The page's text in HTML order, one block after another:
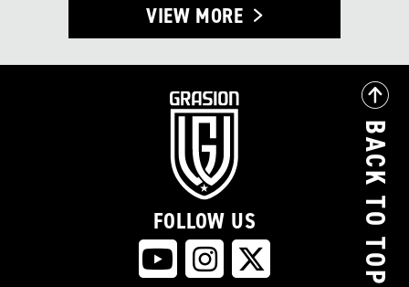
VIEW MORE
FOLLOW US BACK TO TOP